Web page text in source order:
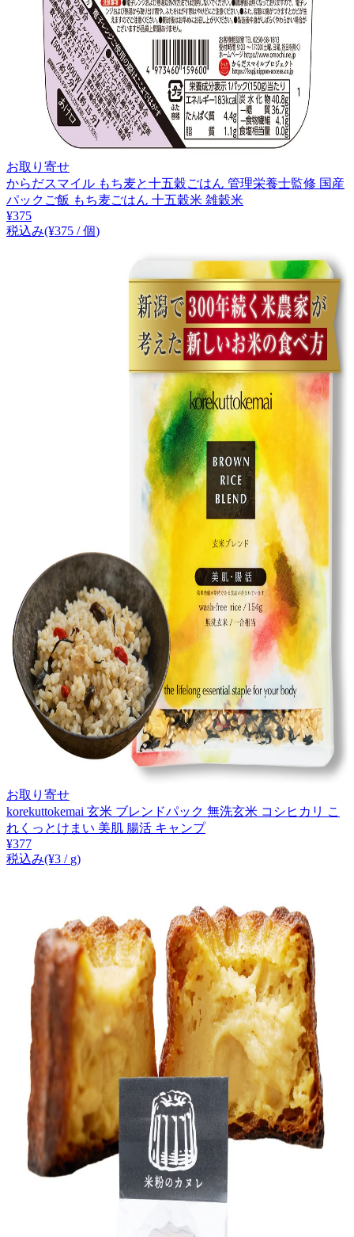
お取り寄せ
からだスマイル もち麦と十五穀ごはん 管理栄養士監修 国産
パックご飯 もち麦ごはん 十五穀米 雑穀米
¥375
税込み(¥375 / 個)
お取り寄せ
korekuttokemai 玄米 ブレンドパック 無洗玄米 コシヒカリ こ
れくっとけまい 美肌 腸活 キャンプ
¥377
税込み(¥3 / g)